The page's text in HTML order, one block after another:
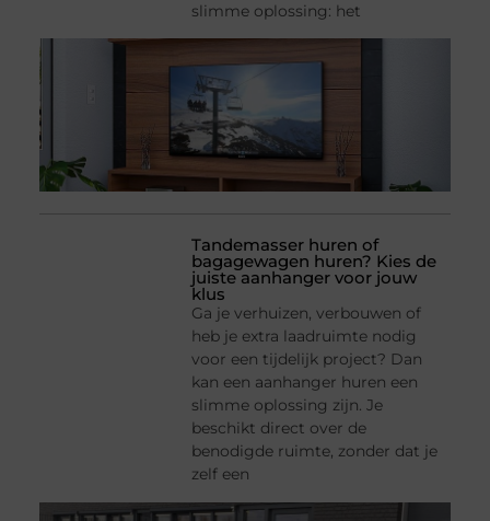
slimme oplossing: het
Tandemasser huren of
bagagewagen huren? Kies de
juiste aanhanger voor jouw
klus
Ga je verhuizen, verbouwen of
heb je extra laadruimte nodig
voor een tijdelijk project? Dan
kan een aanhanger huren een
slimme oplossing zijn. Je
beschikt direct over de
benodigde ruimte, zonder dat je
zelf een